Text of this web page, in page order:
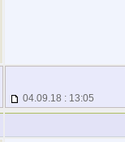
04.09.18 : 13:05